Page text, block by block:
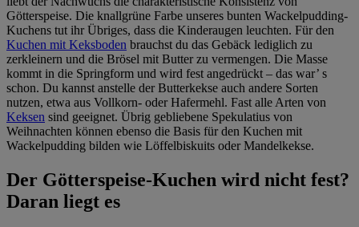
Götterspeise. Die knallgrüne Farbe unseres bunten Wackelpudding-
Kuchens tut ihr Übriges, dass die Kinderaugen leuchten. Für den
Kuchen mit Keksboden brauchst du das Gebäck lediglich zu
zerkleinern und die Brösel mit Butter zu vermengen. Die Masse
kommt in die Springform und wird fest angedrückt – das war’ s
schon. Du kannst anstelle der Butterkekse auch andere Sorten
nutzen, etwa aus Vollkorn- oder Hafermehl. Fast alle Arten von
Keksen sind geeignet. Übrig gebliebene Spekulatius von
Weihnachten können ebenso die Basis für den Kuchen mit
Wackelpudding bilden wie Löffelbiskuits oder Mandelkekse.
Der Götterspeise-Kuchen wird nicht fest?
Daran liegt es